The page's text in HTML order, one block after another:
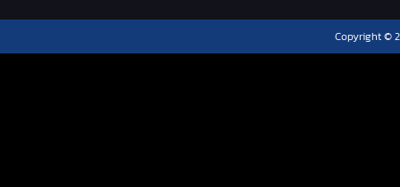
Copyright ©